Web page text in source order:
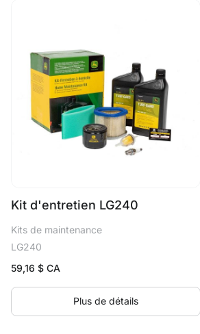
Kit d'entretien LG240
Kits de maintenance
LG240
59,16 $ CA
Plus de détails